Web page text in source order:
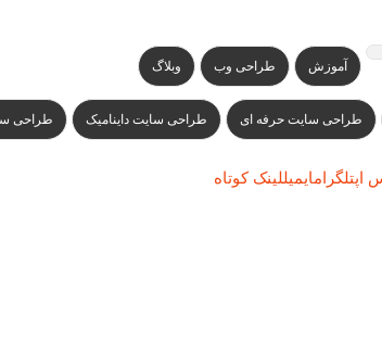
آموزش طراحی وب وبلاگ
طراحی سایت حرفه ای طراحی سایت داینامیک طراحی
اپتلگرامایمیللینک کوتاه